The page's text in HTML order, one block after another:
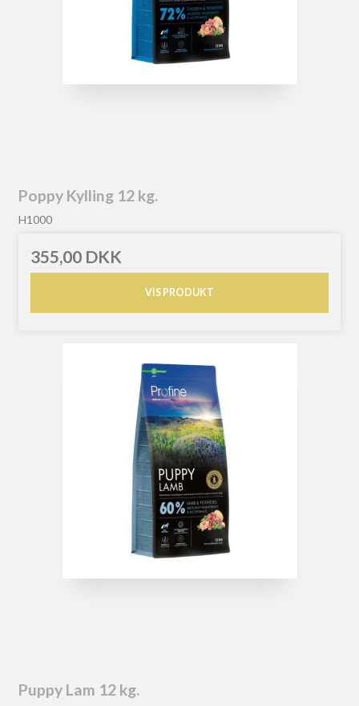
Poppy Kylling 12 kg.
H1000
355,00 DKK
VIS PRODUKT
Puppy Lam 12 kg.